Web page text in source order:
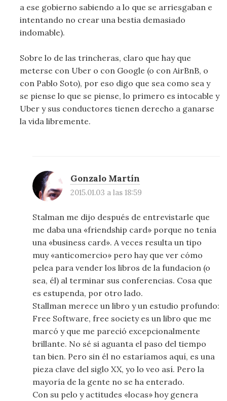
a ese gobierno sabiendo a lo que se arriesgaban e
intentando no crear una bestia demasiado
indomable).
Sobre lo de las trincheras, claro que hay que
meterse con Uber o con Google (o con AirBnB, o
con Pablo Soto), por eso digo que sea como sea y
se piense lo que se piense, lo primero es intocable y
Uber y sus conductores tienen derecho a ganarse
la vida libremente.
Gonzalo Martín
2015.01.03 a las 18:59
Stalman me dijo después de entrevistarle que
me daba una «friendship card» porque no tenía
una «business card». A veces resulta un tipo
muy «anticomercio» pero hay que ver cómo
pelea para vender los libros de la fundacion (o
sea, él) al terminar sus conferencias. Cosa que
es estupenda, por otro lado.
Stallman merece un libro y un estudio profundo:
Free Software, free society es un libro que me
marcó y que me pareció excepcionalmente
brillante. No sé si aguanta el paso del tiempo
tan bien. Pero sin él no estaríamos aquí, es una
pieza clave del siglo XX, yo lo veo así. Pero la
mayoría de la gente no se ha enterado.
Con su pelo y actitudes «locas» hoy genera